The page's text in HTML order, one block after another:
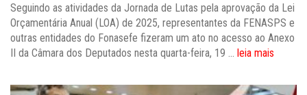
Seguindo as atividades da Jornada de Lutas pela aprovação da Lei
Orçamentária Anual (LOA) de 2025, representantes da FENASPS e
outras entidades do Fonasefe fizeram um ato no acesso ao Anexo
II da Câmara dos Deputados nesta quarta-feira, 19 ... leia mais